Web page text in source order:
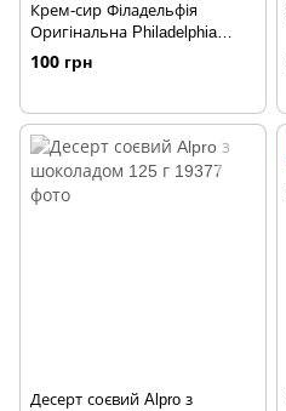
Крем-сир Філадельфія
Оригінальна Philadelphia
Original 195г
100 грн
Десерт соєвий Alpro з